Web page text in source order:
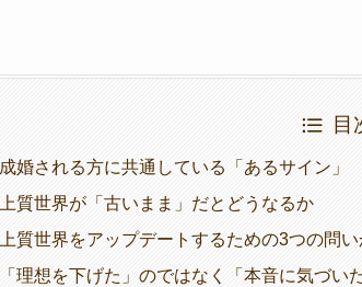
目
成婚される方に共通している「あるサイン」
上質世界が「古いまま」だとどうなるか
上質世界をアップデートするための3つの問い
「理想を下げた」のではなく「本音に気づい